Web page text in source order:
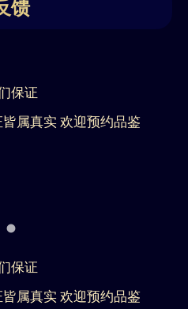
馈
保证
属真实 欢迎预约品鉴
保证
属真实 欢迎预约品鉴